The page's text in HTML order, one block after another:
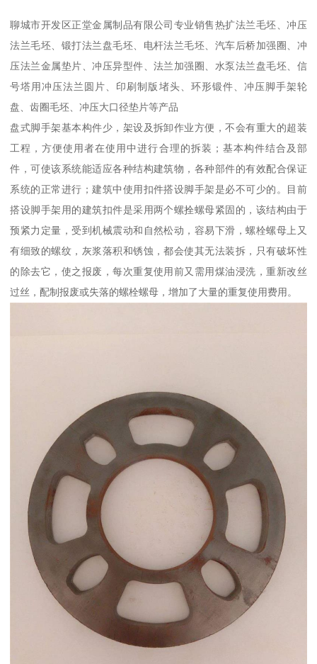
聊城市开发区正堂金属制品有限公司专业销售热扩法兰毛坯、冲压
法兰毛坯、锻打法兰盘毛坯、电杆法兰毛坯、汽车后桥加强圈、冲
压法兰金属垫片、冲压异型件、法兰加强圈、水泵法兰盘毛坯、信
号塔用冲压法兰圆片、印刷制版堵头、环形锻件、冲压脚手架轮
盘、齿圈毛坯、冲压大口径垫片等产品
盘式脚手架基本构件少，架设及拆卸作业方便，不会有重大的超装
工程，方便使用者在使用中进行合理的拆装；基本构件结合及部
件，可使该系统能适应各种结构建筑物，各种部件的有效配合保证
系统的正常进行；建筑中使用扣件搭设脚手架是必不可少的。目前
搭设脚手架用的建筑扣件是采用两个螺拴螺母紧固的，该结构由于
预紧力定量，受到机械震动和自然松动，容易下滑，螺栓螺母上又
有细致的螺纹，灰浆落积和锈蚀，都会使其无法装拆，只有破坏性
的除去它，使之报废，每次重复使用前又需用煤油浸洗，重新改丝
过丝，配制报废或失落的螺栓螺母，增加了大量的重复使用费用。